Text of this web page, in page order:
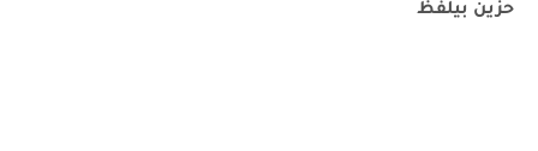
حزين بيلفظ